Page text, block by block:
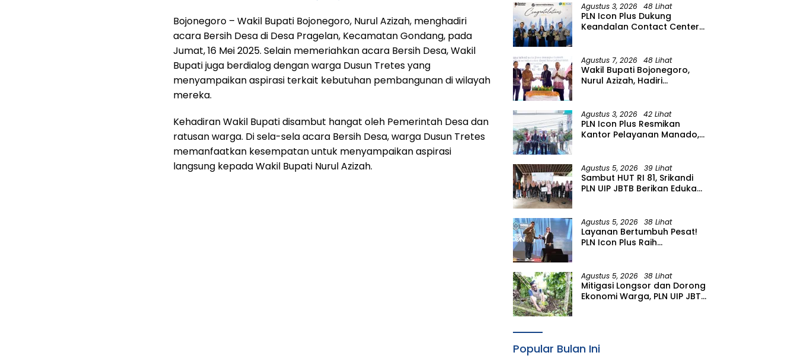
Bojonegoro – Wakil Bupati Bojonegoro, Nurul Azizah, menghadiri
acara Bersih Desa di Desa Pragelan, Kecamatan Gondang, pada
Jumat, 16 Mei 2025. Selain memeriahkan acara Bersih Desa, Wakil
Bupati juga berdialog dengan warga Dusun Tretes yang
menyampaikan aspirasi terkait kebutuhan pembangunan di wilayah
mereka.
Kehadiran Wakil Bupati disambut hangat oleh Pemerintah Desa dan
ratusan warga. Di sela-sela acara Bersih Desa, warga Dusun Tretes
memanfaatkan kesempatan untuk menyampaikan aspirasi
langsung kepada Wakil Bupati Nurul Azizah.
Agustus 3, 2026 48 Lihat
PLN Icon Plus Dukung
Keandalan Contact Center
Agustus 7, 2026 48 Lihat
Wakil Bupati Bojonegoro,
Nurul Azizah, Hadiri
Agustus 3, 2026 42 Lihat
PLN Icon Plus Resmikan
Kantor Pelayanan Manado,
Agustus 5, 2026 39 Lihat
Sambut HUT RI 81, Srikandi
PLN UIP JBTB Berikan Edukasi
Perempuan Tangguh
Bencana di Kampung Aren
Simacan Banyuwangi
Agustus 5, 2026 38 Lihat
Layanan Bertumbuh Pesat!
PLN Icon Plus Raih
Agustus 5, 2026 38 Lihat
Mitigasi Longsor dan Dorong
Ekonomi Warga, PLN UIP JBTB
Popular Bulan Ini